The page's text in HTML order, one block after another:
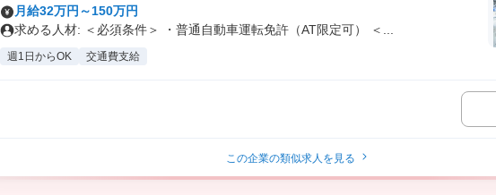
月給32万円～150万円
求める人材: ＜必須条件＞ ・普通自動車運転免許（AT限定可） ＜...
週1日からOK 交通費支給
この企業の類似求人を見る